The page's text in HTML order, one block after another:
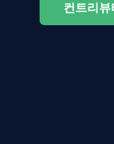
컨트리